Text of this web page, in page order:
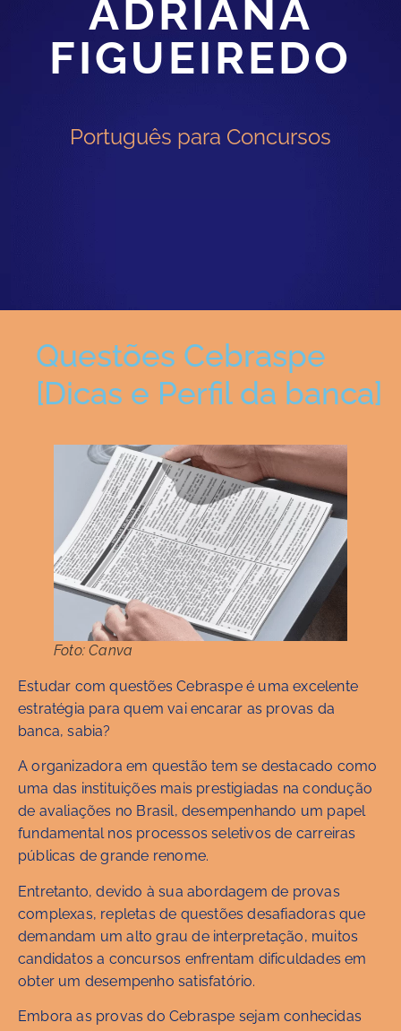
ADRIANA
FIGUEIREDO
Português para Concursos
Questões Cebraspe
[Dicas e Perfil da banca]
Foto: Canva
Estudar com questões Cebraspe é uma excelente
estratégia para quem vai encarar as provas da
banca, sabia?
A organizadora em questão tem se destacado como
uma das instituições mais prestigiadas na condução
de avaliações no Brasil, desempenhando um papel
fundamental nos processos seletivos de carreiras
públicas de grande renome.
Entretanto, devido à sua abordagem de provas
complexas, repletas de questões desafiadoras que
demandam um alto grau de interpretação, muitos
candidatos a concursos enfrentam dificuldades em
obter um desempenho satisfatório.
Embora as provas do Cebraspe sejam conhecidas